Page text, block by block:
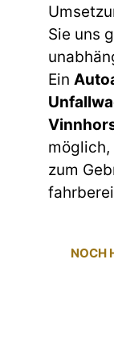
Sie uns
Ein
zum
NOCH